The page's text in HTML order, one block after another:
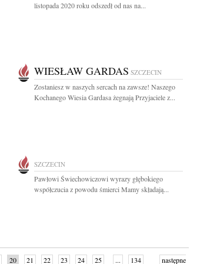
listopada 2020 roku odszedł od nas na...
WIESŁAW GARDAS SZCZECIN
Zostaniesz w naszych sercach na zawsze! Naszego
Kochanego Wiesia Gardasa żegnają Przyjaciele z...
SZCZECIN
Pawłowi Świechowiczowi wyrazy głębokiego
współczucia z powodu śmierci Mamy składają...
20 21 22 23 24 25 ... 134 następne